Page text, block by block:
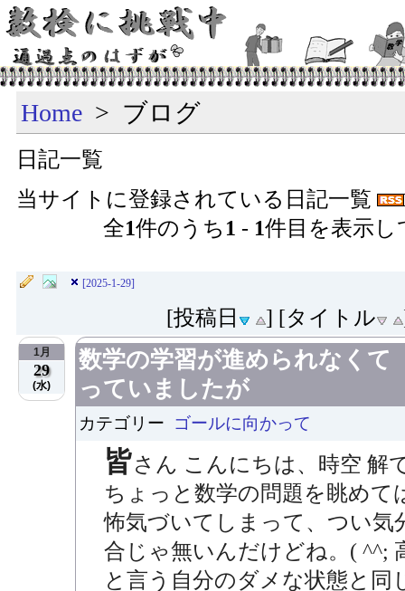
Home > ブログ
日記一覧
当サイトに登録されている日記一覧
全1件のうち 1 - 1件目を表示し
[2025-1-29]
[投稿日 ] [タイトル
1月
29
(水)
数学の学習が進められなく
っていましたが
カテゴリー ゴールに向かって
皆さん こんにちは、時空 解
ちょっと数学の問題を眺め
怖気づいてしまって、つい
合じゃ無いんだけどね。( ^^;
と言う自分のダメな状態と